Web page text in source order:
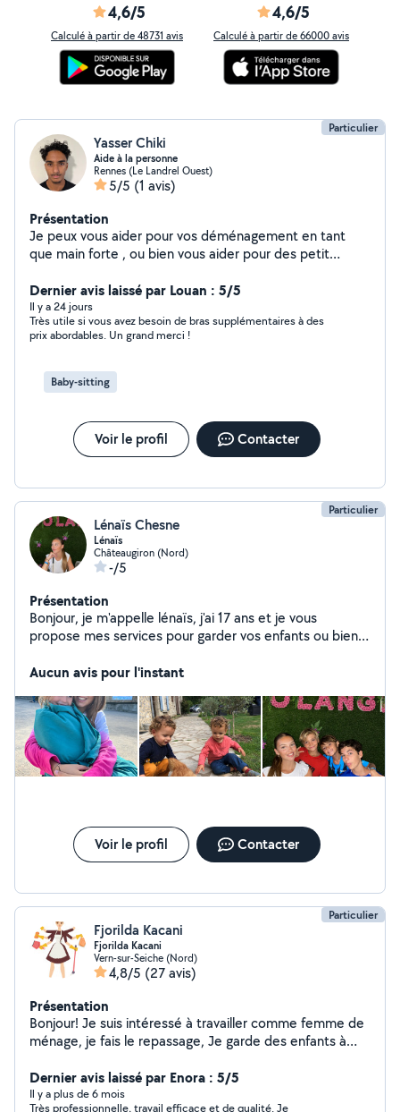
4,6/5
Calculé à partir de 48731 avis
4,6/5
Calculé à partir de 66000 avis
Particulier
Yasser Chiki
Aide à la personne
Rennes (Le Landrel Ouest)
5/5 (1 avis)
Présentation
Je peux vous aider pour vos déménagement en tant
que main forte , ou bien vous aider pour des petit
Dernier avis laissé par Louan : 5/5
Il y a 24 jours
Très utile si vous avez besoin de bras supplémentaires à des
prix abordables. Un grand merci !
Baby-sitting
Voir le profil Contacter
Particulier
Lénaïs Chesne
Lénaïs
Châteaugiron (Nord)
-/5
Présentation
Bonjour, je m'appelle lénaïs, j'ai 17 ans et je vous
propose mes services pour garder vos enfants ou bien
du ménage. Je suis sérieuse et ponctuelle. J'ai deux
déjà fait du baby-sitting je peux donc vous assurer que
j'ai de l'expérience.
Aucun avis pour l'instant
Voir le profil Contacter
Particulier
Fjorilda Kacani
Fjorilda Kacani
Vern-sur-Seiche (Nord)
4,8/5 (27 avis)
Présentation
Bonjour! Je suis intéressé à travailler comme femme de
ménage, je fais le repassage, Je garde des enfants à
12ans. Je suis esthéticiens et je fais manucure et
pédicure. N'hésitez pas à me contacter. Merci
Dernier avis laissé par Enora : 5/5
Il y a plus de 6 mois
Très professionnelle, travail efficace et de qualité. Je